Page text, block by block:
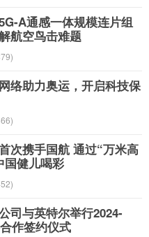
A通感一体规模连片组
航空鸟击难题
络助力奥运，开启科技保
次携手国航 通过“万米高
国健儿喝彩
司与英特尔举行2024-
作签约仪式